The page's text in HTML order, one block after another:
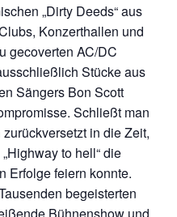
„Dirty Deeds“ aus
Konzerthallen und
gecoverten AC/DC
Stücke aus
Sängers Bon Scott
Schließt man
in die Zeit,
to hell“ die
Erfolge feiern konnte.
begeisterten
Bühnenshow und